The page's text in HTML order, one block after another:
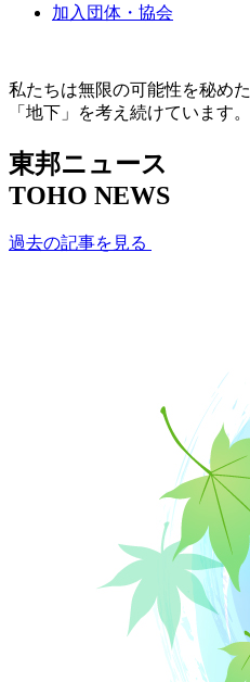
加入団体・協会
私たちは無限の可能性を秘めた
「地下」を考え続けています。
東邦ニュース
TOHO NEWS
過去の記事を見る